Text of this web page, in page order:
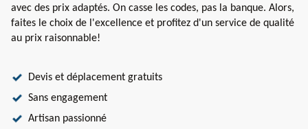
avec des prix adaptés. On casse les codes, pas la banque. Alors,
faites le choix de l'excellence et profitez d'un service de qualité
au prix raisonnable!
Devis et déplacement gratuits
Sans engagement
Artisan passionné